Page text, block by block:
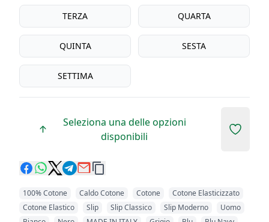
Misura TERZA QUARTA
QUINTA SESTA
SETTIMA
Seleziona una delle opzioni
disponibili
Add to
100% Cotone Caldo Cotone Cotone
Cotone Elasticizzato
Cotone Elastico
Slip Slip Classico Slip Moderno
Uomo